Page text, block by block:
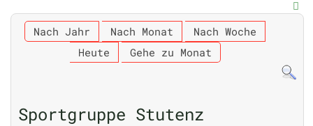
Nach Jahr Nach Monat
Nach Woche
Heute
Gehe zu Monat
Sportgruppe Stutenz